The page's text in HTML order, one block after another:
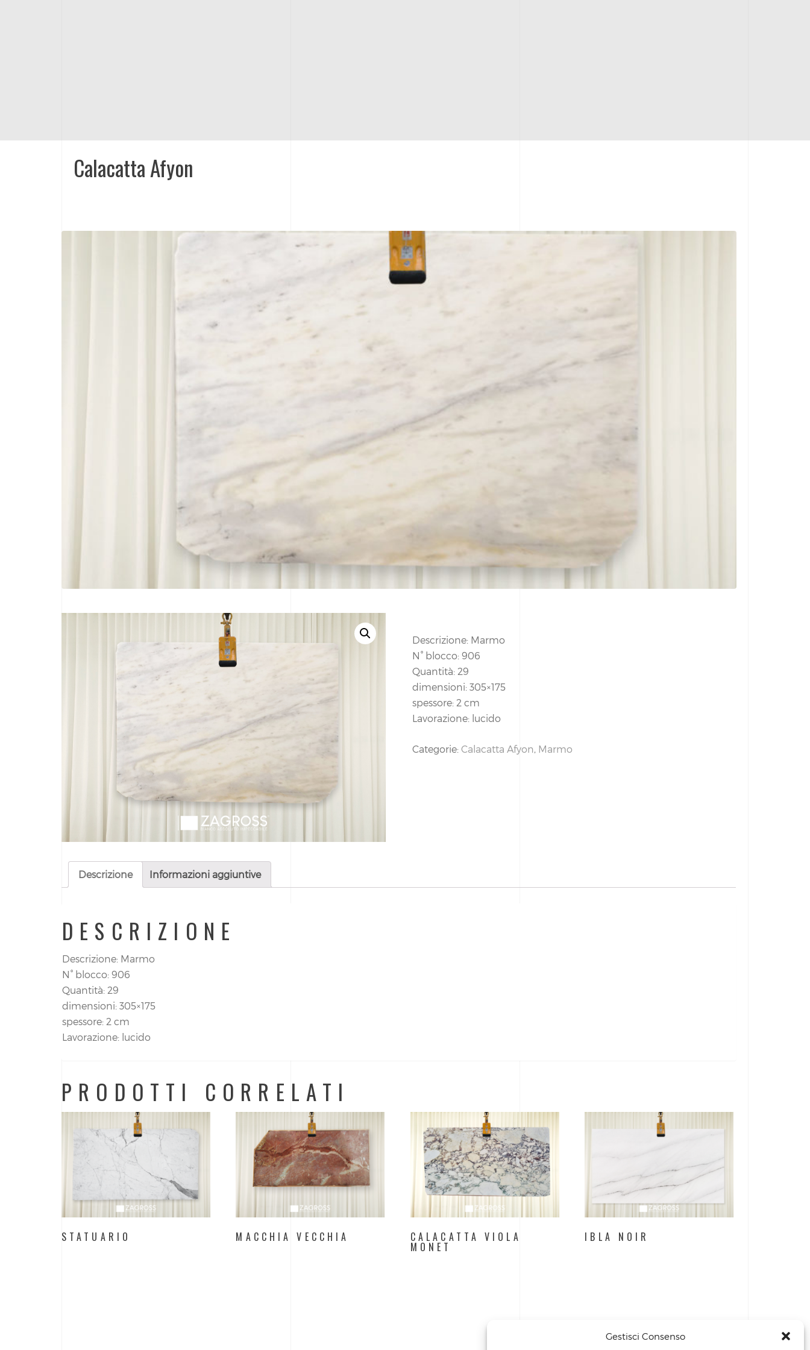
Gestisci Consenso
Calacatta Afyon
Descrizione: Marmo
N° blocco: 906
Quantità: 29
dimensioni: 305×175
spessore: 2 cm
Lavorazione: lucido
Categorie:Calacatta Afyon, Marmo
Descrizione Informazioni aggiuntive
DESCRIZIONE
Descrizione: Marmo
N° blocco: 906
Quantità: 29
dimensioni: 305×175
spessore: 2 cm
Lavorazione: lucido
PRODOTTI CORRELATI
STATUARIO MACCHIA VECCHIA CALACATTA VIOLA
MONET
IBLA NOIR